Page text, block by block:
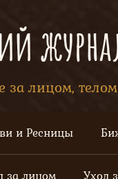
за лицом,
и Ресницы